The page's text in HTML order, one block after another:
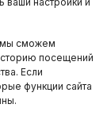
мы сможем
посещений
Если
функции сайта
ЧЕЛ.